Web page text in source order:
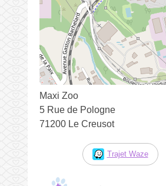
Maxi Zoo
5 Rue de Pologne
71200 Le Creusot
Trajet Waze